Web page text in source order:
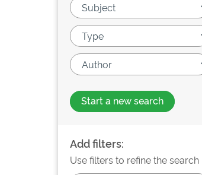
Start a new search
Add filters:
Use filters to refine the search